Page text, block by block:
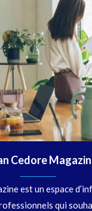
Cedore
est un espace
qui